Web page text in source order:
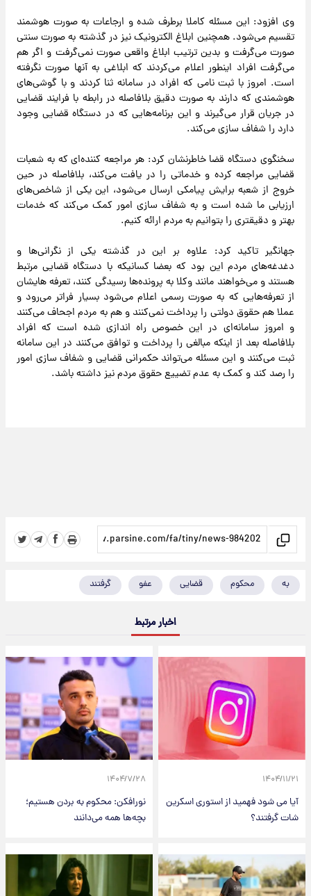
وی افزود: این مسئله کاملا برطرف شده و ارجاعات به صورت هوشمند
تقسیم می‌شود. همچنین ابلاغ الکترونیک نیز در گذشته به صورت سنتی
صورت می‌گرفت و بدین ترتیب ابلاغ واقعی صورت نمی‌گرفت و اگر هم
می‌گرفت افراد اینطور اعلام می‌کردند که ابلاغی به آنها صورت نگرفته
است. امروز با ثبت نامی که افراد در سامانه ثنا کردند و با گوشی‌های
هوشمندی که دارند به صورت دقیق بلافاصله در رابطه با فرایند قضایی
در جریان قرار می‌گیرند و این برنامه‌هایی که در دستگاه قضایی وجود
دارد را شفاف سازی می‌کند.
سخنگوی دستگاه قضا خاطرنشان کرد: هر مراجعه کننده‌ای که به شعبات
قضایی مراجعه کرده و خدماتی را در یافت می‌کند، بلافاصله در حین
خروج از شعبه برایش پیامکی ارسال می‌شود، این یکی از شاخص‌های
ارزیابی ما شده است و به شفاف سازی امور کمک می‌کند که خدمات
بهتر و دقیقتری را بتوانیم به مردم ارائه کنیم.
جهانگیر تاکید کرد: علاوه بر این در گذشته یکی از نگرانی‌ها و
دغدغه‌های مردم این بود که بعضا کسانیکه با دستگاه قضایی مرتبط
هستند و می‌خواهند مانند وکلا به پرونده‌ها رسیدگی کنند، تعرفه هایشان
از تعرفه‌هایی که به صورت رسمی اعلام می‌شود بسیار فراتر می‌رود و
عملا هم حقوق دولتی را پرداخت نمی‌کنند و هم به مردم اجحاف می‌کنند
و امروز سامانه‌ای در این خصوص راه اندازی شده است که افراد
بلافاصله بعد از اینکه مبالغی را پرداخت و توافق می‌کنند در این سامانه
ثبت می‌کنند و این مسئله می‌تواند حکمرانی قضایی و شفاف سازی امور
را رصد کند و کمک به عدم تضییع حقوق مردم نیز داشته باشد.
به محکوم قضایی عفو گرفتند
اخبار مرتبط
۱۴۰۴/۱۱/۲۱
آیا می شود فهمید از استوری اسکرین
شات گرفتند؟
۱۴۰۴/۷/۲۸
نورافکن: محکوم به بردن هستیم؛
بچه‌ها همه می‌دانند